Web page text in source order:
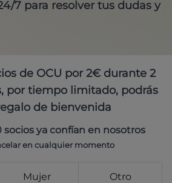
7 para resolver tus dudas y
de OCU por 2€ durante 2
por tiempo limitado, podrás
de bienvenida
socios ya confían en nosotros
en cualquier momento
Mujer Otro